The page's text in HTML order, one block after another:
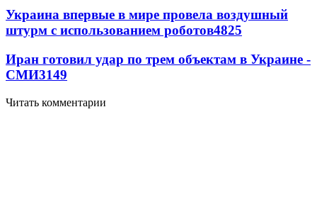
Украина впервые в мире провела воздушный
штурм с использованием роботов4825
Иран готовил удар по трем объектам в Украине -
СМИ3149
Читать комментарии